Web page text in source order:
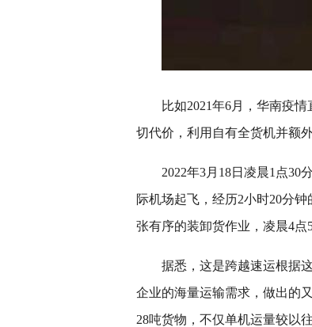
比如2021年6月，华南疫
切代价，利用自有全货机并额
2022年3月18日凌晨1点30
际机场起飞，经历2小时20分
张有序的装卸货作业，凌晨4点
据悉，这是跨越速运根据
企业的海量运输需求，做出的
28吨货物，不仅单机运量较以